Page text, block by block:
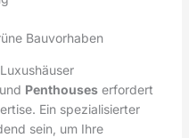
Bauvorhaben
Penthouseserfordert
Ein spezialisierter
sein, um Ihre